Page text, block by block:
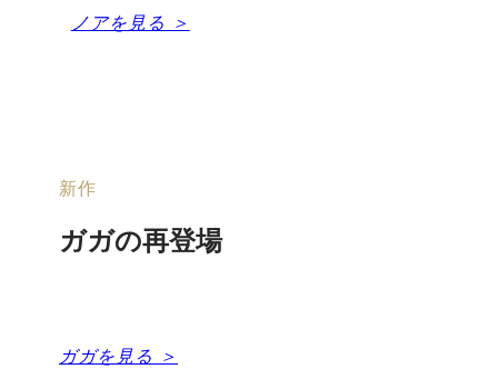
ノアを見る ＞
新作
ガガの再登場
ガガを見る ＞